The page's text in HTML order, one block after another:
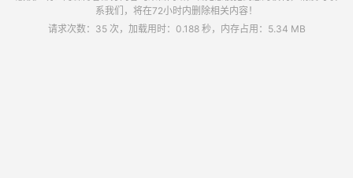
系我们，将在72小时内删除相关内容！
请求次数：35 次，加载用时：0.188 秒，内存占用：5.34 MB